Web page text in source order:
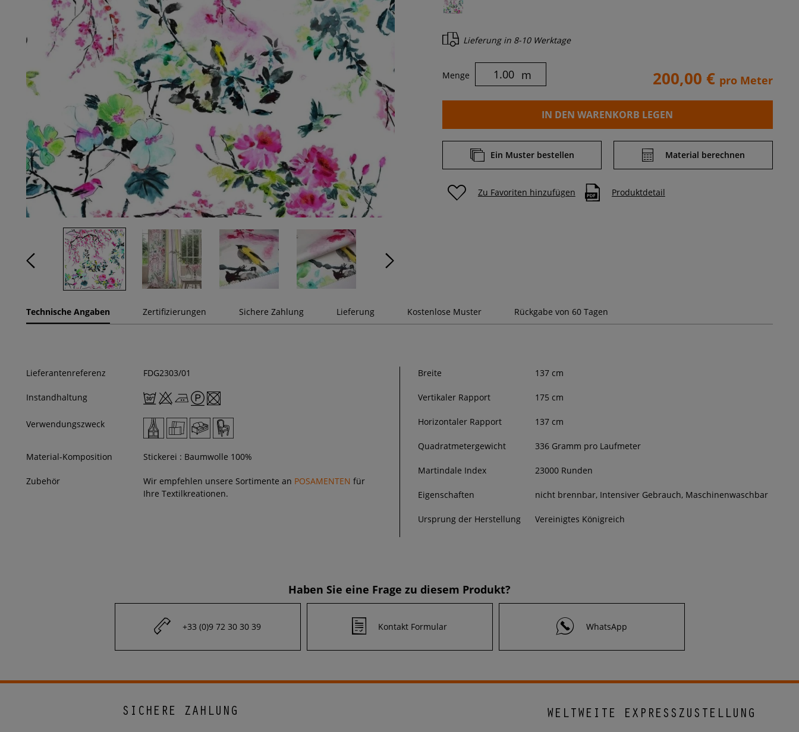
Lieferung in 8-10 Werktage
Menge m 200,00 € pro Meter
IN DEN WARENKORB LEGEN
Ein Muster bestellen Material berechnen
Zu Favoriten hinzufügen Produktdetail
Technische Angaben Zertifizierungen Sichere Zahlung Lieferung Kostenlose Muster Rückgabe von 60 Tagen
Lieferantenreferenz FDG2303/01
Instandhaltung
Verwendungszweck
Material-Komposition Stickerei : Baumwolle 100%
Zubehör Wir empfehlen unsere Sortimente an POSAMENTEN für
Ihre Textilkreationen.
Breite 137 cm
Vertikaler Rapport 175 cm
Horizontaler Rapport 137 cm
Quadratmetergewicht 336 Gramm pro Laufmeter
Martindale Index 23000 Runden
Eigenschaften nicht brennbar, Intensiver Gebrauch, Maschinenwaschbar
Ursprung der Herstellung Vereinigtes Königreich
Haben Sie eine Frage zu diesem Produkt?
+33 (0)9 72 30 30 39 Kontakt Formular WhatsApp
SICHERE ZAHLUNG WELTWEITE EXPRESSZUSTELLUNG